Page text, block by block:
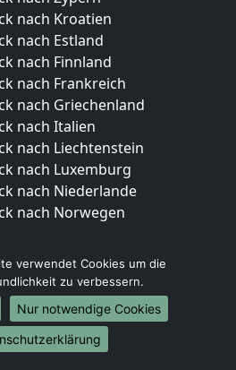
nach Kroatien
nach Estland
nach Finnland
nach Frankreich
nach Griechenland
nach Italien
nach Liechtenstein
nach Luxemburg
nach Niederlande
nach Norwegen
nach Berlin
nach Hamburg
nach München
nach Köln
verwendet Cookies um die
zu verbessern.
Nur notwendige Cookies